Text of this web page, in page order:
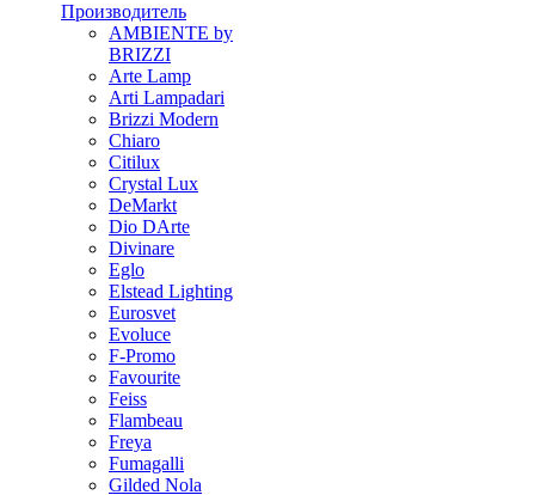
Производитель
AMBIENTE by
BRIZZI
Arte Lamp
Arti Lampadari
Brizzi Modern
Chiaro
Citilux
Crystal Lux
DeMarkt
Dio DArte
Divinare
Eglo
Elstead Lighting
Eurosvet
Evoluce
F-Promo
Favourite
Feiss
Flambeau
Freya
Fumagalli
Gilded Nola